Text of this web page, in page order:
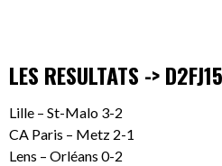
LES RESULTATS -> D2FJ15
Lille – St-Malo 3-2
CA Paris – Metz 2-1
Lens – Orléans 0-2